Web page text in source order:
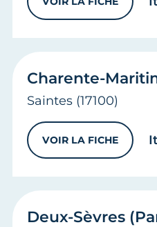
PYRÉNÉES-
Charente-
Saintes (17100)
VOIR LA FICHE
CHARENTE-
Deux-Sèvres